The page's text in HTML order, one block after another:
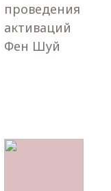
проведения
активаций
Фен Шуй